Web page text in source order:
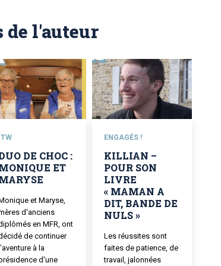
de l'auteur
DE CHOC :
ET
et Maryse,
d'anciens
en MFR, ont
de continuer
à la
d'une
ENGAGÉS !
KILLIAN –
POUR SON
LIVRE
« MAMAN A
DIT, BANDE DE
NULS »
Les réussites sont
faites de patience, de
travail, jalonnées